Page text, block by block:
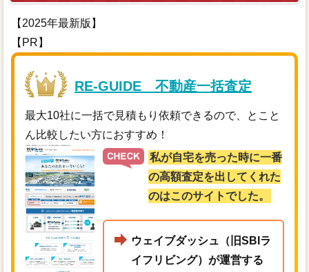
【2025年最新版】
【PR】
RE-GUIDE 不動産一括査定
最大10社に一括で見積もり依頼できるので、とこと
ん比較したい方におすすめ！
私が自宅を売った時に一番
の高額査定を出してくれた
のはこのサイトでした。
ウェイブダッシュ（旧SBIラ
イフリビング）が運営する